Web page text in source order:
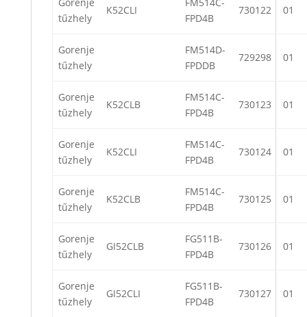
tűzhely
K52CLI
FPD4B
730122 01
Gorenje
tűzhely
FM514D-
FPDDB
729298 01
Gorenje
tűzhely
K52CLB
FM514C-
FPD4B
730123 01
Gorenje
tűzhely
K52CLI
FM514C-
FPD4B
730124 01
Gorenje
tűzhely
K52CLB
FM514C-
FPD4B
730125 01
Gorenje
tűzhely
GI52CLB
FG511B-
FPD4B
730126 01
Gorenje
tűzhely
GI52CLI
FG511B-
FPD4B
730127 01